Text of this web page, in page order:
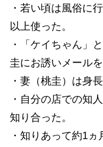
・若い頃は風俗に
以上使った。
・「ケイちゃん」
圭にお誘いメール
・妻（桃圭）は身
・自分の店での知
知り合った。
・知りあって約1